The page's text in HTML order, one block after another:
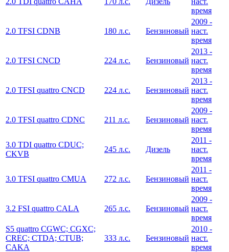
время
2.0 TFSI CDNB 180 л.с. Бензиновый
2009 -
наст.
время
2.0 TFSI CNCD 224 л.с. Бензиновый
2013 -
наст.
время
2.0 TFSI quattro CNCD 224 л.с. Бензиновый
2013 -
наст.
время
2.0 TFSI quattro CDNC 211 л.с. Бензиновый
2009 -
наст.
время
3.0 TDI quattro CDUC;
CKVB
245 л.с. Дизель
2011 -
наст.
время
3.0 TFSI quattro CMUA 272 л.с. Бензиновый
2011 -
наст.
время
3.2 FSI quattro CALA 265 л.с. Бензиновый
2009 -
наст.
время
S5 quattro CGWC; CGXC;
CREC; CTDA; CTUB;
CAKA
333 л.с. Бензиновый
2010 -
наст.
время